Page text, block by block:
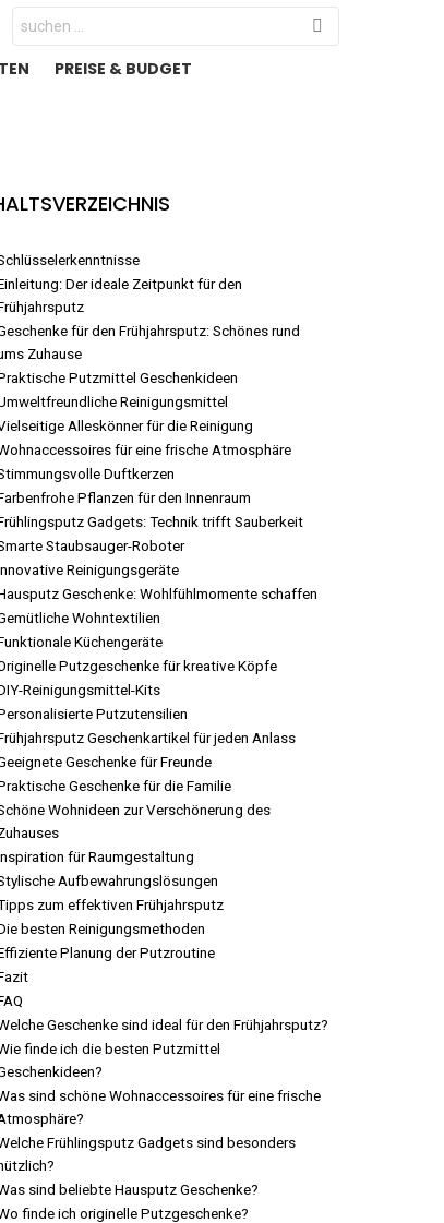
Search
for:
PREISE & BUDGET
Der ideale Zeitpunkt für den
für den Frühjahrsputz: Schönes rund
Zuhause
Putzmittel Geschenkideen
Reinigungsmittel
Alleskönner für die Reinigung
für eine frische Atmosphäre
Duftkerzen
Pflanzen für den Innenraum
Gadgets: Technik trifft Sauberkeit
Staubsauger-Roboter
Reinigungsgeräte
Geschenke: Wohlfühlmomente schaffen
Wohntextilien
Küchengeräte
Putzgeschenke für kreative Köpfe
Reinigungsmittel-Kits
Putzutensilien
Geschenkartikel für jeden Anlass
Geschenke für Freunde
Geschenke für die Familie
Wohnideen zur Verschönerung des
für Raumgestaltung
Aufbewahrungslösungen
zum effektiven Frühjahrsputz
besten Reinigungsmethoden
Planung der Putzroutine
Geschenke sind ideal für den Frühjahrsputz?
finde ich die besten Putzmittel
sind schöne Wohnaccessoires für eine frische
Frühlingsputz Gadgets sind besonders
sind beliebte Hausputz Geschenke?
finde ich originelle Putzgeschenke?